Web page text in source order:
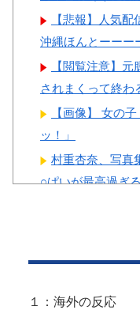
【悲報】人気
沖縄ほんとーーー
【閲覧注意】
されまくって終わ
【画像】 女の
ッ！」
村重杏奈、写真
○ぱいが最高過ぎ
だ、綺麗な顔とお
１：海外の反応